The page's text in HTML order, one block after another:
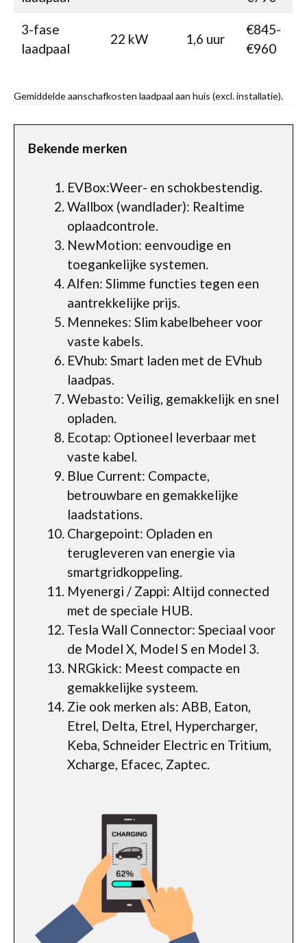
3-fase
laadpaal
22 kW 1,6 uur
€845-
€960
Gemiddelde aanschafkosten laadpaal aan huis (excl. installatie).
Bekende merken
EVBox:Weer- en schokbestendig.
Wallbox (wandlader): Realtime
oplaadcontrole.
NewMotion: eenvoudige en
toegankelijke systemen.
Alfen: Slimme functies tegen een
aantrekkelijke prijs.
Mennekes: Slim kabelbeheer voor
vaste kabels.
EVhub: Smart laden met de EVhub
laadpas.
Webasto: Veilig, gemakkelijk en snel
opladen.
Ecotap: Optioneel leverbaar met
vaste kabel.
Blue Current: Compacte,
betrouwbare en gemakkelijke
laadstations.
Chargepoint: Opladen en
terugleveren van energie via
smartgridkoppeling.
Myenergi / Zappi: Altijd connected
met de speciale HUB.
Tesla Wall Connector: Speciaal voor
de Model X, Model S en Model 3.
NRGkick: Meest compacte en
gemakkelijke systeem.
Zie ook merken als: ABB, Eaton,
Etrel, Delta, Etrel, Hypercharger,
Keba, Schneider Electric en Tritium,
Xcharge, Efacec, Zaptec.